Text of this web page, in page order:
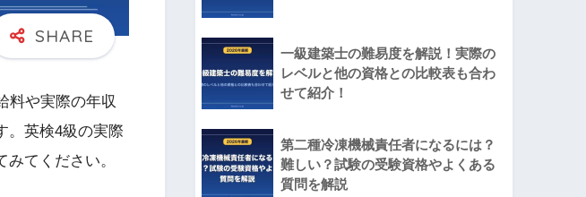
料や実際の年収
。英検4級の実際
てください。
一級建築士の難易度を解説！実際の
レベルと他の資格との比較表も合わ
せて紹介！
第二種冷凍機械責任者になるには？
難しい？試験の受験資格やよくある
質問を解説